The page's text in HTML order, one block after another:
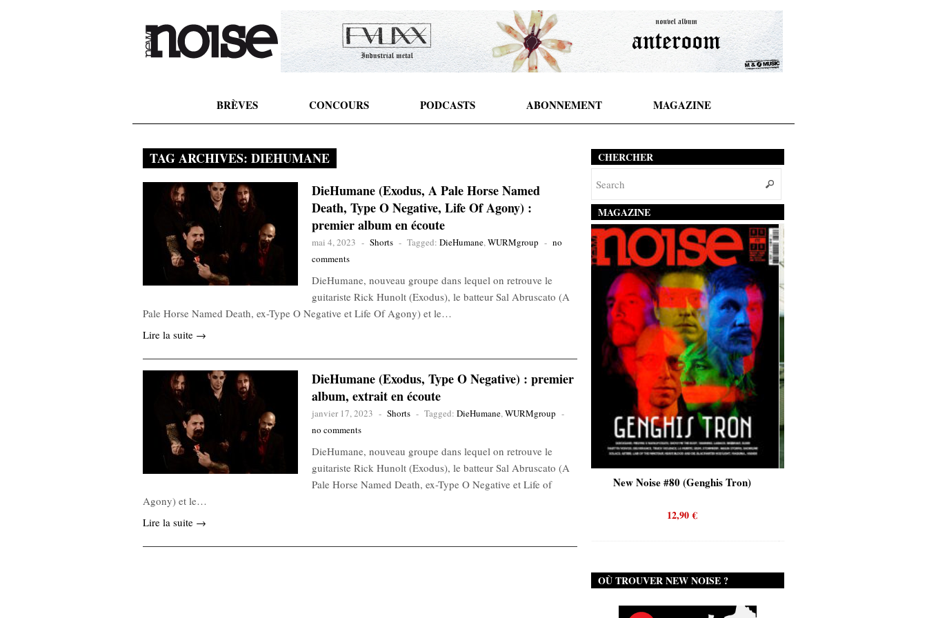
BRÈVES CONCOURS PODCASTS ABONNEMENT MAGAZINE
TAG ARCHIVES: DIEHUMANE
DieHumane (Exodus, A Pale Horse Named
Death, Type O Negative, Life Of Agony) :
premier album en écoute
mai 4, 2023 - Shorts - Tagged: DieHumane,WURMgroup - no
comments
DieHumane, nouveau groupe dans lequel on retrouve le
guitariste Rick Hunolt (Exodus), le batteur Sal Abruscato (A
Pale Horse Named Death, ex-Type O Negative et Life Of Agony) et le…
Lire la suite →
DieHumane (Exodus, Type O Negative) : premier
album, extrait en écoute
janvier 17, 2023 - Shorts - Tagged: DieHumane,WURMgroup -
no comments
DieHumane, nouveau groupe dans lequel on retrouve le
guitariste Rick Hunolt (Exodus), le batteur Sal Abruscato (A
Pale Horse Named Death, ex-Type O Negative et Life of
Agony) et le…
Lire la suite →
CHERCHER
MAGAZINE
New Noise #79 (Neurosis) New Noise #80 (Genghis Tron) New Noise #80 (Quicksand)
OÙ TROUVER NEW NOISE ?